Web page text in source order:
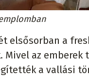
elsősorban a
Mivel az
a vallási